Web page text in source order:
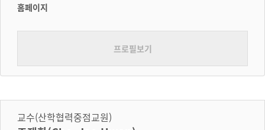
홈페이지
프로필보기
교수(산학협력중점교원)